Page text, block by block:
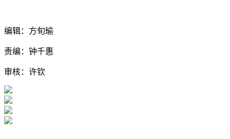
编辑：方旬瑜
责编：钟千惠
审核：许钦